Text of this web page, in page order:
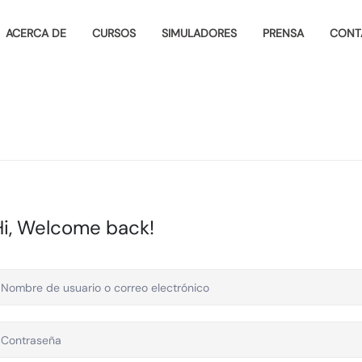
ACERCA DE CURSOS SIMULADORES PRENSA
Welcome back!